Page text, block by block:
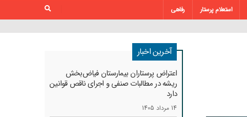
استعلام پرستار
رفاهی
آخرین اخبار
اعتراض پرستاران بیمارستان فیاض‌بخش
ریشه در مطالبات صنفی و اجرای ناقص قوانین
دارد
14 مرداد 1405